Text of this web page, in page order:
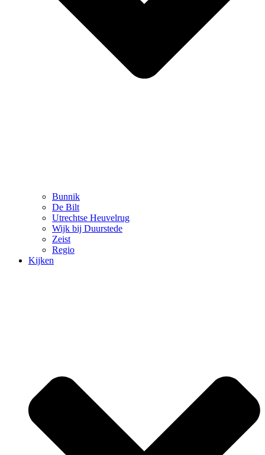
Bunnik
De Bilt
Utrechtse Heuvelrug
Wijk bij Duurstede
Zeist
Regio
Kijken